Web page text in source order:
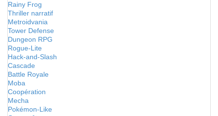
Rainy Frog
Thriller narratif
Metroidvania
Tower Defense
Dungeon RPG
Rogue-Lite
Hack-and-Slash
Cascade
Battle Royale
Moba
Coopération
Mecha
Pokémon-Like